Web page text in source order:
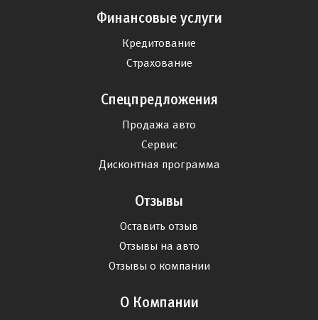
Финансовые услуги
Кредитование
Страхование
Спецпредложения
Продажа авто
Сервис
Дисконтная программа
Отзывы
Оставить отзыв
Отзывы на авто
Отзывы о компании
О Компании